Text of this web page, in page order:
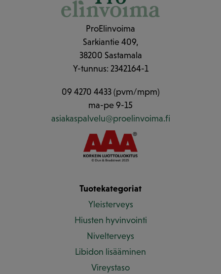
ProElinvoima
Sarkiantie 409,
38200 Sastamala
Y-tunnus: 2342164-1
09 4270 4433 (pvm/mpm)
ma-pe 9-15
asiakaspalvelu@proelinvoima.fi
Tuotekategoriat
Yleisterveys
Hiusten hyvinvointi
Nivelterveys
Libidon lisääminen
Vireystaso